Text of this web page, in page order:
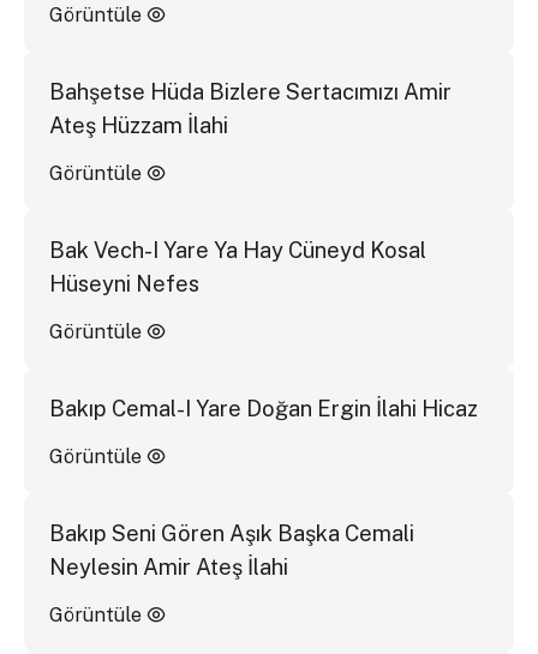
Görüntüle
Bahşetse Hüda Bizlere Sertacımızı Amir
Ateş Hüzzam İlahi
Görüntüle
Bak Vech-I Yare Ya Hay Cüneyd Kosal
Hüseyni Nefes
Görüntüle
Bakıp Cemal-I Yare Doğan Ergin İlahi Hicaz
Görüntüle
Bakıp Seni Gören Aşık Başka Cemali
Neylesin Amir Ateş İlahi
Görüntüle